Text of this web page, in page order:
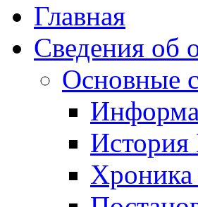
Главная
Сведения об
Основные